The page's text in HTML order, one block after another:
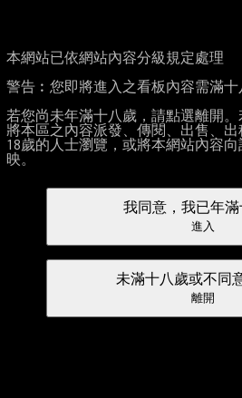
本網站已依網站內容分級規定處理
警告︰您即將進入之看板內容需滿十
若您尚未年滿十八歲，請點選離開
將本區之內容派發、傳閱、出售、
18歲的人士瀏覽，或將本網站內容
映。
我同意，我已年
進入
未滿十八歲或不同
離開